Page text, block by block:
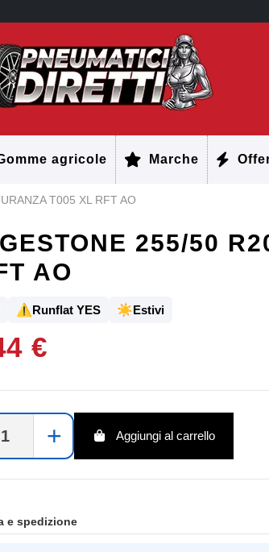
agricole Marche
T005 XL RFT AO
255/50
AO
⚠️Runflat YES ☀️Estivi
€
+ Aggiungi al carrello
e spedizione